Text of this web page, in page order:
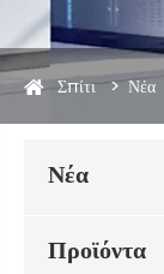
Σπίτι Νέα
Νέα
Προϊόντα